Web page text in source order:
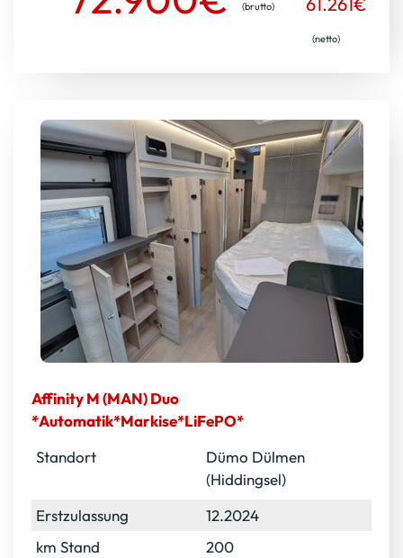
(brutto)
(netto)
Affinity M (MAN) Duo
*Automatik*Markise*LiFePO*
Standort
Erstzulassung
km Stand
Dümo Dülmen
(Hiddingsel)
12.2024
200